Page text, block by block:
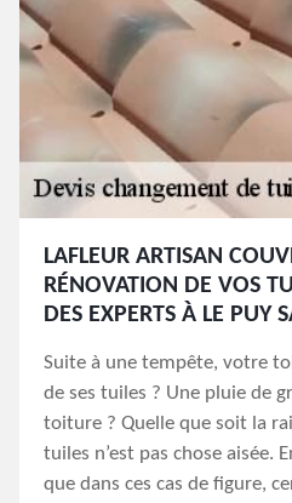
LAFLEUR ARTISAN
RÉNOVATION DE VOS
DES EXPERTS À LE PUY
Suite à une tempête, votre
de ses tuiles ? Une pluie de
toiture ? Quelle que soit la
tuiles n’est pas chose aisée.
que dans ces cas de figure,